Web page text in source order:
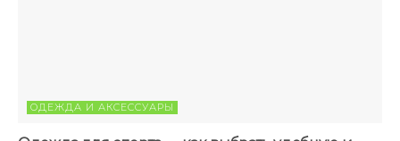
ОДЕЖДА И АКСЕССУАРЫ